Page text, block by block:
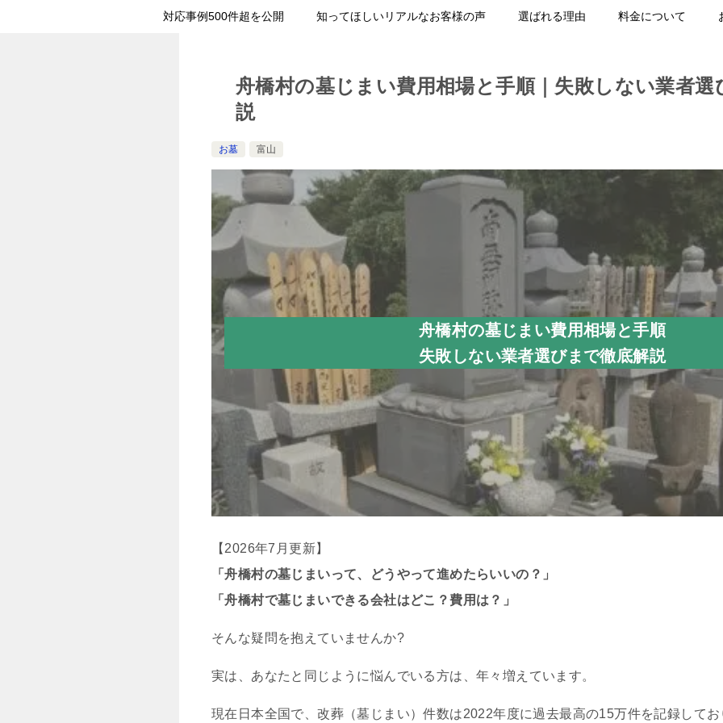
対応事例500件超を公開 知ってほしいリアルなお客様の声 選ばれる理由 料金について
舟橋村の墓じまい費用相場と手順｜失敗しない業者選
説
お墓 富山
舟橋村の墓じまい費用相場と手順
失敗しない業者選びまで徹底解説
【2026年7月更新】
「舟橋村の墓じまいって、どうやって進めたらいいの？」
「舟橋村で墓じまいできる会社はどこ？費用は？」
そんな疑問を抱えていませんか?
実は、あなたと同じように悩んでいる方は、年々増えています。
現在日本全国で、改葬（墓じまい）件数は2022年度に過去最高の15万件を記録してお